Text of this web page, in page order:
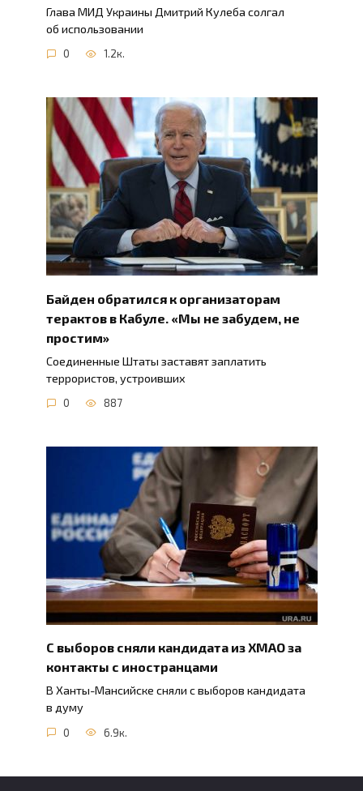
Глава МИД Украины Дмитрий Кулеба солгал
об использовании
0 1.2к.
Байден обратился к организаторам
терактов в Кабуле. «Мы не забудем, не
простим»
Соединенные Штаты заставят заплатить
террористов, устроивших
0 887
С выборов сняли кандидата из ХМАО за
контакты с иностранцами
В Ханты-Мансийске сняли с выборов кандидата
в думу
0 6.9к.